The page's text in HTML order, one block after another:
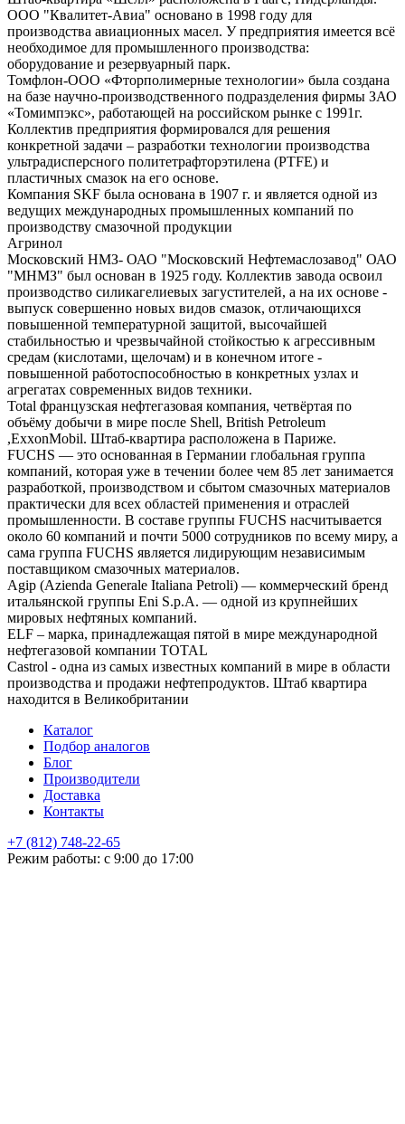
ООО "Квалитет-Авиа" основано в 1998 году для
производства авиационных масел. У предприятия имеется всё
необходимое для промышленного производства:
оборудование и резервуарный парк.
Томфлон-ООО «Фторполимерные технологии» была создана
на базе научно-производственного подразделения фирмы ЗАО
«Томимпэкс», работающей на российском рынке с 1991г.
Коллектив предприятия формировался для решения
конкретной задачи – разработки технологии производства
ультрадисперсного политетрафторэтилена (PTFE) и
пластичных смазок на его основе.
Компания SKF была основана в 1907 г. и является одной из
ведущих международных промышленных компаний по
производству смазочной продукции
Агринол
Московский НМЗ- ОАО "Московский Нефтемаслозавод" ОАО
"МНМЗ" был основан в 1925 году. Коллектив завода освоил
производство силикагелиевых загустителей, а на их основе -
выпуск совершенно новых видов смазок, отличающихся
повышенной температурной защитой, высочайшей
стабильностью и чрезвычайной стойкостью к агрессивным
средам (кислотами, щелочам) и в конечном итоге -
повышенной работоспособностью в конкретных узлах и
агрегатах современных видов техники.
Total французская нефтегазовая компания, четвёртая по
объёму добычи в мире после Shell, British Petroleum
,ExxonMobil. Штаб-квартира расположена в Париже.
FUCHS — это основанная в Германии глобальная группа
компаний, которая уже в течении более чем 85 лет занимается
разработкой, производством и сбытом смазочных материалов
практически для всех областей применения и отраслей
промышленности. В составе группы FUCHS насчитывается
около 60 компаний и почти 5000 сотрудников по всему миру, а
сама группа FUCHS является лидирующим независимым
поставщиком смазочных материалов.
Agip (Azienda Generale Italiana Petroli) — коммерческий бренд
итальянской группы Eni S.p.A. — одной из крупнейших
мировых нефтяных компаний.
ELF – марка, принадлежащая пятой в мире международной
нефтегазовой компании TOTAL
Castrol - одна из самых известных компаний в мире в области
производства и продажи нефтепродуктов. Штаб квартира
находится в Великобритании
Каталог
Подбор аналогов
Блог
Производители
Доставка
Контакты
+7 (812) 748-22-65
Режим работы: с 9:00 до 17:00
НЕ НАШЛИ ЧТО ИСКАЛИ